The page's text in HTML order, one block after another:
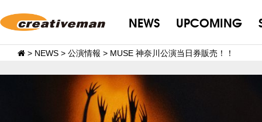
NEWS UPCOMING
> NEWS > 公演情報 > MUSE 神奈川公演当日券販売！！